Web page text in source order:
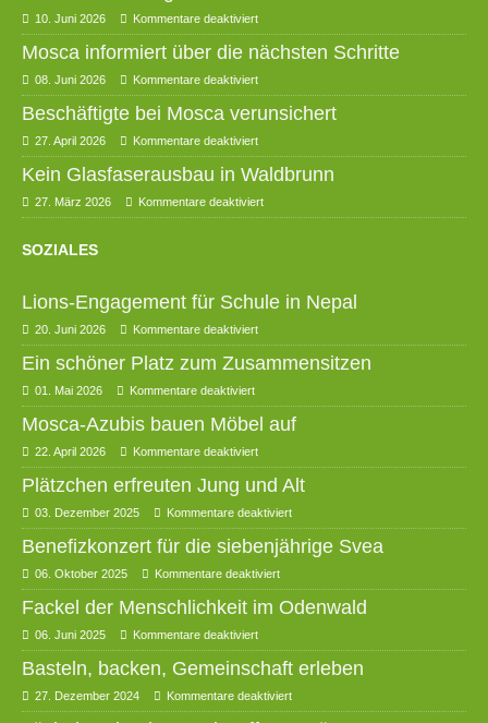
10. Juni 2026 Kommentare deaktiviert
Mosca informiert über die nächsten Schritte
08. Juni 2026 Kommentare deaktiviert
Beschäftigte bei Mosca verunsichert
27. April 2026 Kommentare deaktiviert
Kein Glasfaserausbau in Waldbrunn
27. März 2026 Kommentare deaktiviert
SOZIALES
Lions-Engagement für Schule in Nepal
20. Juni 2026 Kommentare deaktiviert
Ein schöner Platz zum Zusammensitzen
01. Mai 2026 Kommentare deaktiviert
Mosca-Azubis bauen Möbel auf
22. April 2026 Kommentare deaktiviert
Plätzchen erfreuten Jung und Alt
03. Dezember 2025 Kommentare deaktiviert
Benefizkonzert für die siebenjährige Svea
06. Oktober 2025 Kommentare deaktiviert
Fackel der Menschlichkeit im Odenwald
06. Juni 2025 Kommentare deaktiviert
Basteln, backen, Gemeinschaft erleben
27. Dezember 2024 Kommentare deaktiviert